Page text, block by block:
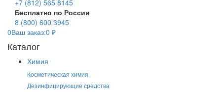
+7 (812) 565 8145
Бесплатно по России
8 (800) 600 3945
0Ваш заказ:0 ₽
Каталог
Химия
Косметическая химия
Дезинфицирующие средства